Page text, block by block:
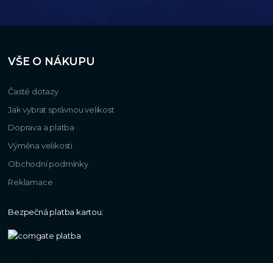
VŠE O NÁKUPU
Časté dotazy
Jak vybrat správnou velikost
Doprava a platba
Výměna velikosti
Obchodní podmínky
Reklamace
Bezpečná platba kartou: